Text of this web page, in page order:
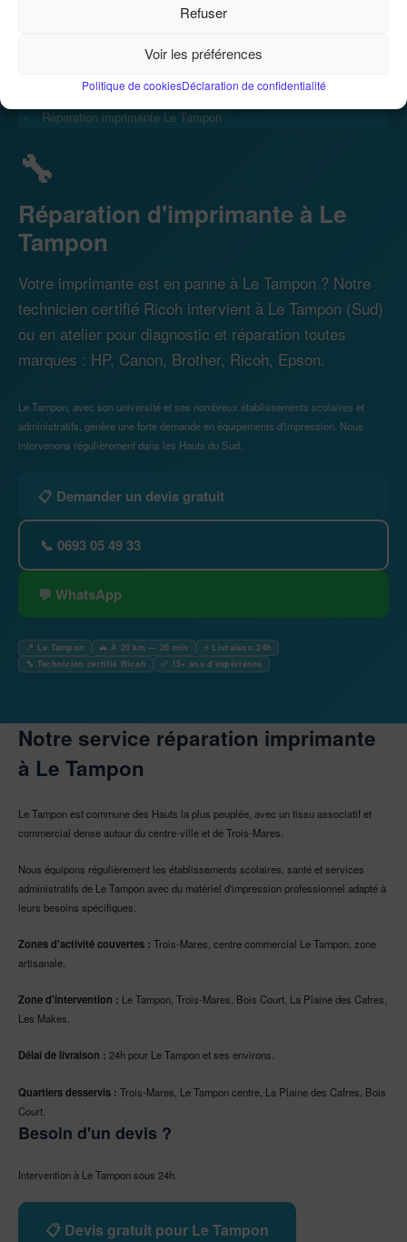
Refuser
Voir les préférences
Politique de cookiesDéclaration de confidentialité
Réparation imprimante
› Réparation imprimante Le Tampon
🔧
Réparation d'imprimante à Le
Tampon
Votre imprimante est en panne à Le Tampon ? Notre
technicien certifié Ricoh intervient à Le Tampon (Sud)
ou en atelier pour diagnostic et réparation toutes
marques : HP, Canon, Brother, Ricoh, Epson.
Le Tampon, avec son université et ses nombreux établissements scolaires et
administratifs, génère une forte demande en équipements d'impression. Nous
intervenons régulièrement dans les Hauts du Sud.
📋 Demander un devis gratuit
📞 0693 05 49 33
💬 WhatsApp
📍 Le Tampon 🚗 À 20 km — 20 min
⚡ Livraison 24h
🔧 Technicien certifié Ricoh
✅ 15+ ans d'expérience
Notre service réparation imprimante
à Le Tampon
Le Tampon est commune des Hauts la plus peuplée, avec un tissu associatif et
commercial dense autour du centre-ville et de Trois-Mares.
Nous équipons régulièrement les établissements scolaires, santé et services
administratifs de Le Tampon avec du matériel d'impression professionnel adapté à
leurs besoins spécifiques.
Zones d'activité couvertes : Trois-Mares, centre commercial Le Tampon, zone
artisanale.
Zone d'intervention : Le Tampon, Trois-Mares, Bois Court, La Plaine des Cafres,
Les Makes.
Délai de livraison : 24h pour Le Tampon et ses environs.
Quartiers desservis : Trois-Mares, Le Tampon centre, La Plaine des Cafres, Bois
Court.
Besoin d'un devis ?
Intervention à Le Tampon sous 24h.
📋 Devis gratuit pour Le Tampon